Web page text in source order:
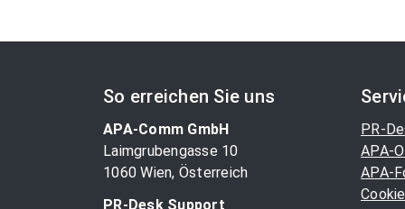
So erreichen Sie uns
APA-Comm GmbH
Laimgrubengasse 10
1060 Wien, Österreich
PR-Desk Support
PR-
APA-
APA-